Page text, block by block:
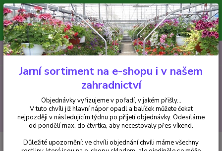
Minimální hodnota pro odeslání z e-shopu je 300 Kč.
V tuto chvíli již hlavní nápor objednávek opadl a balíček můžete čekat
nejpozději v následujícím týdnu po přijetí objednávky. Objednávky
vyřizujeme v pořadí, v jakém přišly...
CZK
Hledat
+420 602 223 614 0ks
za0 Kč
Fuchsie President Georg Bartlett Fuchsie - cena na prodejně
Jarní sortiment na e-shopu i v našem
zahradnictví
Objednávky vyřizujeme v pořadí, v jakém přišly...
V tuto chvíli již hlavní nápor opadl a balíček můžete čekat
nejpozději v následujícím týdnu po přijetí objednávky. Odesíláme
od pondělí max. do čtvrtka, aby necestovaly přes víkend.
Důležité upozornění: ve chvíli objednání chvíli máme všechny